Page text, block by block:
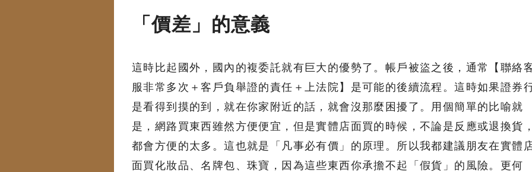
「價差」的意義
這時比起國外，國內的複委託就有巨大的優勢了。帳戶被盜之後，通常【聯絡
服非常多次＋客戶負舉證的責任＋上法院】是可能的後續流程。這時如果證券
是看得到摸的到，就在你家附近的話，就會沒那麼困擾了。用個簡單的比喻就
是，網路買東西雖然方便便宜，但是實體店面買的時候，不論是反應或退換貨，
都會方便的太多。這也就是「凡事必有價」的原理。所以我都建議朋友在實體
面買化妝品、名牌包、珠寶，因為這些東西你承擔不起「假貨」的風險。更何